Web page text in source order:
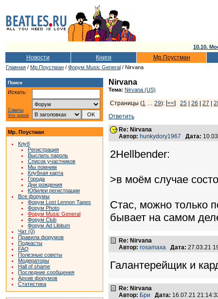
10.10.
Новости Книги Мр.Поустман
Главная / Мр.Поустман / Форум Music General / Nirvana
Поиск
Искать:
Советы
Vox populi
Мр. Поустман
Клуб
Регистрация
Выслать пароль
Список участников
Мы помним
Клубная карта
Города
Дни рождения
Юбилеи регистрации
Все форумы
Форум Lost Lennon Tapes
Форум Photo
Форум Music General
Форум Club
Форум Ad Libitum
Чат (0)
Правила форумов
Подкасты
FAQ
Полезные советы
Модераторы
Hall of shame
Последние сообщения
Архив форумов
Статистика
Nirvana
Тема: Nirvana (US)
Страницы (1 … 29): [<<] 25 26 27
Ответить
Re: Nirvana
Автор: hunkydory1967 Дата:
2Hellbender:
>в моём случае
Стас, можно только
бывает на самом
Re: Nirvana
Автор: rosamaxa Дата: 27.03.21
Галантерейщик и
Re: Nirvana
Автор: Бри Дата: 16.07.21